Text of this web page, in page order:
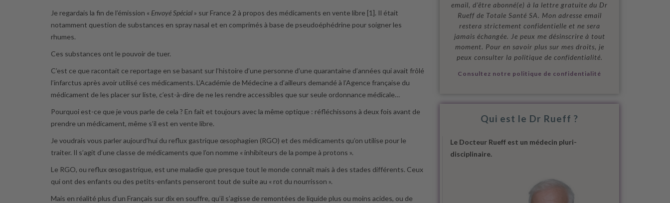
Je regardais la fin de l’émission « Envoyé Spécial » sur France 2 à propos des médicaments en vente libre [1]. Il était
notamment question de substances en spray nasal et en comprimés à base de pseudoéphédrine pour soigner les
rhumes.
Ces substances ont le pouvoir de tuer.
C’est ce que racontait ce reportage en se basant sur l’histoire d’une personne d’une quarantaine d’années qui avait frôlé
l’infarctus après avoir utilisé ces médicaments. L’Académie de Médecine a d’ailleurs demandé à l’Agence française du
médicament de les placer sur liste, c’est-à-dire de ne les rendre accessibles que sur seule ordonnance médicale…
Pourquoi est-ce que je vous parle de cela ? En fait et toujours avec la même optique : réfléchissons à deux fois avant de
prendre un médicament, même s’il est en vente libre.
Je voudrais vous parler aujourd’hui du reflux gastrique œsophagien (RGO) et des médicaments qu’on utilise pour le
traiter. Il s’agit d’une classe de médicaments que l’on nomme « inhibiteurs de la pompe à protons ».
Le RGO, ou reflux œsogastrique, est une maladie que presque tout le monde connaît mais à des stades différents. Ceux
qui ont des enfants ou des petits-enfants penseront tout de suite au « rot du nourrisson ».
Mais en réalité plus d’un Français sur dix en souffre, qu’il s’agisse de remontées de liquide plus ou moins acides, ou de
email, d’être abonné(e) à la lettre gratuite du Dr
Rueff de Totale Santé SA. Mon adresse email
restera strictement confidentielle et ne sera
jamais échangée. Je peux me désinscrire à tout
moment. Pour en savoir plus sur mes droits, je
peux consulter la politique de confidentialité.
Consultez notre politique de confidentialité
Qui est le Dr Rueff ?
Le Docteur Rueff est un médecin pluri-
disciplinaire.